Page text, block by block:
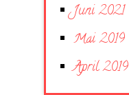
Juni 2021
Mai 2019
April 2019